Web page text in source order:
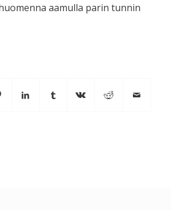
aamulla parin tunnin